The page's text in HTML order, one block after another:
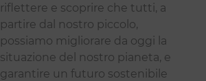
riflettere e scoprire che tutti, a
partire dal nostro piccolo,
possiamo migliorare da oggi la
situazione del nostro pianeta, e
garantire un futuro sostenibile